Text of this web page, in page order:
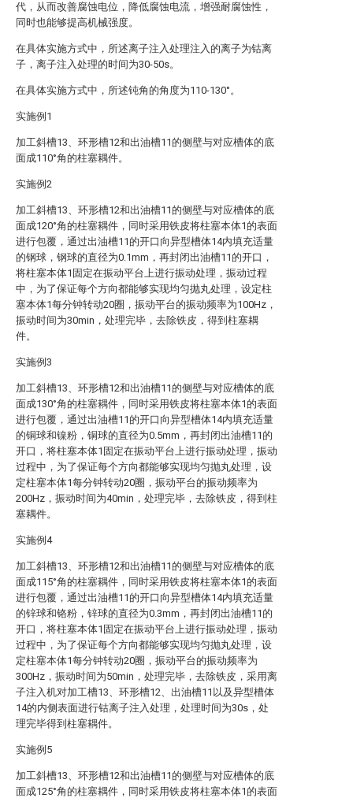
代，从而改善腐蚀电位，降低腐蚀电流，增强耐腐蚀性，
同时也能够提高机械强度。
在具体实施方式中，所述离子注入处理注入的离子为钴离
子，离子注入处理的时间为30-50s。
在具体实施方式中，所述钝角的角度为110-130°。
实施例1
加工斜槽13、环形槽12和出油槽11的侧壁与对应槽体的底
面成110°角的柱塞耦件。
实施例2
加工斜槽13、环形槽12和出油槽11的侧壁与对应槽体的底
面成120°角的柱塞耦件，同时采用铁皮将柱塞本体1的表面
进行包覆，通过出油槽11的开口向异型槽体14内填充适量
的钢球，钢球的直径为0.1mm，再封闭出油槽11的开口，
将柱塞本体1固定在振动平台上进行振动处理，振动过程
中，为了保证每个方向都能够实现均匀抛丸处理，设定柱
塞本体1每分钟转动20圈，振动平台的振动频率为100Hz，
振动时间为30min，处理完毕，去除铁皮，得到柱塞耦
件。
实施例3
加工斜槽13、环形槽12和出油槽11的侧壁与对应槽体的底
面成130°角的柱塞耦件，同时采用铁皮将柱塞本体1的表面
进行包覆，通过出油槽11的开口向异型槽体14内填充适量
的铜球和镍粉，铜球的直径为0.5mm，再封闭出油槽11的
开口，将柱塞本体1固定在振动平台上进行振动处理，振动
过程中，为了保证每个方向都能够实现均匀抛丸处理，设
定柱塞本体1每分钟转动20圈，振动平台的振动频率为
200Hz，振动时间为40min，处理完毕，去除铁皮，得到柱
塞耦件。
实施例4
加工斜槽13、环形槽12和出油槽11的侧壁与对应槽体的底
面成115°角的柱塞耦件，同时采用铁皮将柱塞本体1的表面
进行包覆，通过出油槽11的开口向异型槽体14内填充适量
的锌球和铬粉，锌球的直径为0.3mm，再封闭出油槽11的
开口，将柱塞本体1固定在振动平台上进行振动处理，振动
过程中，为了保证每个方向都能够实现均匀抛丸处理，设
定柱塞本体1每分钟转动20圈，振动平台的振动频率为
300Hz，振动时间为50min，处理完毕，去除铁皮，采用离
子注入机对加工槽13、环形槽12、出油槽11以及异型槽体
14的内侧表面进行钴离子注入处理，处理时间为30s，处
理完毕得到柱塞耦件。
实施例5
加工斜槽13、环形槽12和出油槽11的侧壁与对应槽体的底
面成125°角的柱塞耦件，同时采用铁皮将柱塞本体1的表面